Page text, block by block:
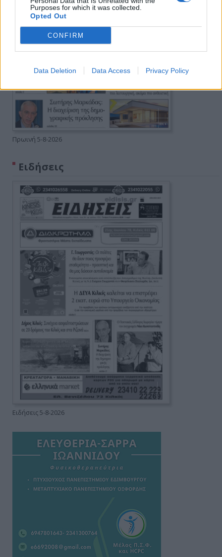
Purposes for which it was collected.
Opted Out
CONFIRM
Data Deletion Data Access Privacy Policy
Πρωινή 5-8-2026
Ειδήσεις
Ειδήσεις 5-8-2026